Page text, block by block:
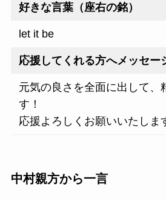
好きな言葉（座右の銘）
let it be
応援してくれる方へメッセー
元気の良さを全面に出して、
す！
応援よろしくお願いいたしま
中村親方から一言